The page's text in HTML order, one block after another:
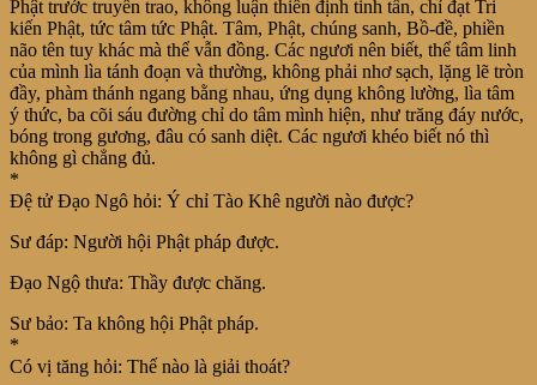
Phật trước truyền trao, không luận thiền định tinh tấn, chỉ đạt Tri
kiến Phật, tức tâm tức Phật. Tâm, Phật, chúng sanh, Bồ-đề, phiền
não tên tuy khác mà thể vẫn đồng. Các ngươi nên biết, thể tâm linh
của mình lìa tánh đoạn và thường, không phải nhơ sạch, lặng lẽ tròn
đầy, phàm thánh ngang bằng nhau, ứng dụng không lường, lìa tâm
ý thức, ba cõi sáu đường chỉ do tâm mình hiện, như trăng đáy nước,
bóng trong gương, đâu có sanh diệt. Các ngươi khéo biết nó thì
không gì chẳng đủ.
*
Đệ tử Đạo Ngô hỏi: Ý chỉ Tào Khê người nào được?
Sư đáp: Người hội Phật pháp được.
Đạo Ngộ thưa: Thầy được chăng.
Sư bảo: Ta không hội Phật pháp.
*
Có vị tăng hỏi: Thế nào là giải thoát?